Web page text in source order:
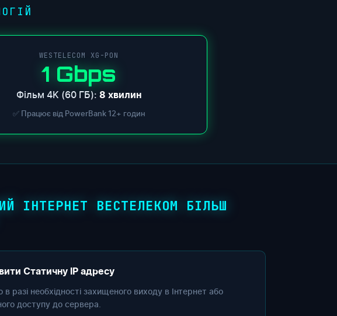
WESTELECOM XG-PON
1 Gbps
Фільм 4K (60 ГБ): 8 хвилин
✅ Працює від PowerBank 12+ годин
ІНТЕРНЕТ ВЕСТЕЛЕКОМ БІЛЬШ
Статичну IP адресу
в разі необхідності захищеного виходу в Інтернет або
доступу до сервера.